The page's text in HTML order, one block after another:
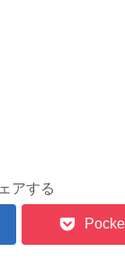
アする